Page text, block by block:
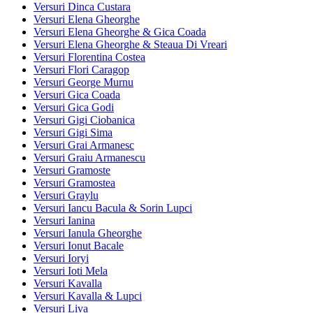
Versuri Dinca Custara
Versuri Elena Gheorghe
Versuri Elena Gheorghe & Gica Coada
Versuri Elena Gheorghe & Steaua Di Vreari
Versuri Florentina Costea
Versuri Flori Caragop
Versuri George Murnu
Versuri Gica Coada
Versuri Gica Godi
Versuri Gigi Ciobanica
Versuri Gigi Sima
Versuri Grai Armanesc
Versuri Graiu Armanescu
Versuri Gramoste
Versuri Gramostea
Versuri Graylu
Versuri Iancu Bacula & Sorin Lupci
Versuri Ianina
Versuri Ianula Gheorghe
Versuri Ionut Bacale
Versuri Ioryi
Versuri Ioti Mela
Versuri Kavalla
Versuri Kavalla & Lupci
Versuri Liva